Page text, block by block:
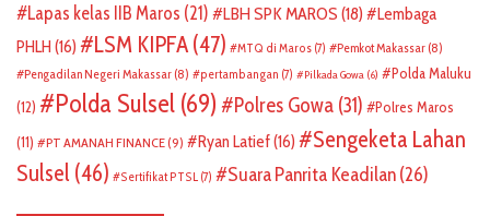
Lapas kelas IIB Maros (21) LBH SPK MAROS (18)
Lembaga
PHLH (16) LSM KIPFA (47) MTQ di Maros (7) Pemkot Makassar (8)
Pengadilan Negeri Makassar (8) pertambangan (7) Pilkada Gowa (6)
Polda Maluku
(12)
Polda Sulsel (69) Polres Gowa (31)
Polres Maros
(11)
PT AMANAH FINANCE(9) Ryan Latief(16)
Sengeketa Lahan
Sulsel (46) Sertifikat PTSL (7) Suara Panrita Keadilan(26)